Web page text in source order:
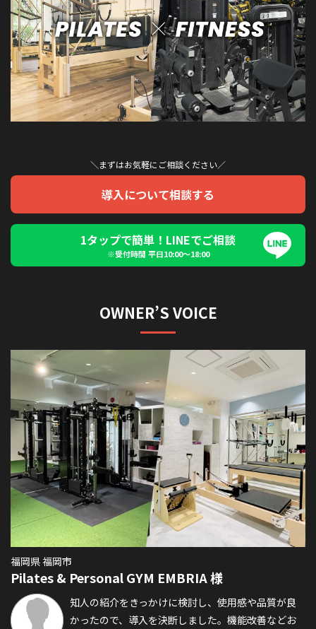
＼まずはお気軽にご相談ください／
導入について相談する
1タップで簡単！LINEでご相談
※受付時間 平日10:00〜18:00
OWNER’S VOICE
福岡県 福岡市
Pilates & Personal GYM EMBRIA 様
知人の紹介をきっかけに検討し、使用感や品質が良
かったので、導入を決断しました。機能改善などお